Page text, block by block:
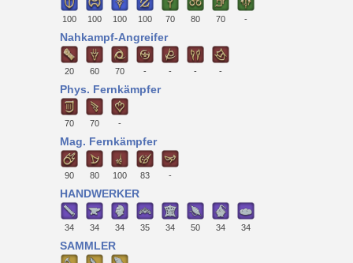
100 100 100 100 70 80 70 -
Nahkampf-Angreifer
20 60 70 - - - -
Phys. Fernkämpfer
70 70 -
Mag. Fernkämpfer
90 80 100 83 -
HANDWERKER
34 34 34 35 34 50 34 34
SAMMLER